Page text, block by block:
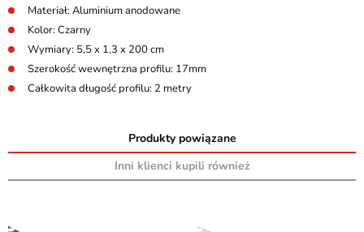
Materiał: Aluminium anodowane
Kolor: Czarny
Wymiary: 5,5 x 1,3 x 200 cm
Szerokość wewnętrzna profilu: 17mm
Całkowita długość profilu: 2 metry
Produkty powiązane
Inni klienci kupili również